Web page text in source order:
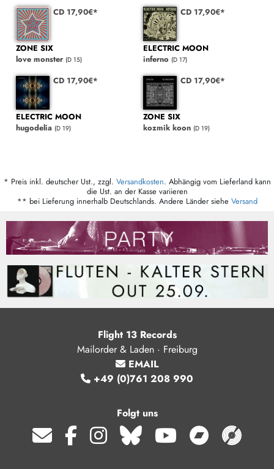
CD 17,90€*
ZONE SIX
love monster (D 15)
CD 17,90€*
ELECTRIC MOON
inferno (D 17)
CD 17,90€*
ELECTRIC MOON
hugodelia (D 19)
CD 17,90€*
ZONE SIX
kozmik koon (D 19)
* Preis inkl. deutscher Ust., zzgl. Versandkosten. Abhängig vom Lieferland kann
die Ust. an der Kasse variieren
** bei Lieferung innerhalb Deutschlands. Andere Länder siehe Versand
Flight 13 Records
Mailorder & Laden · Freiburg
EMAIL
+49 (0)761 208 990
Folgt uns